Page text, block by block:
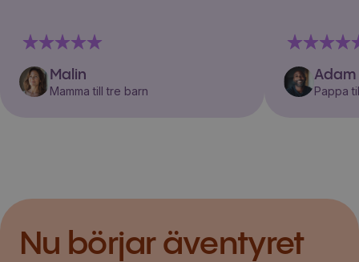
Malin
Mamma till tre barn
Adam
Pappa
Nu börjar äventyret